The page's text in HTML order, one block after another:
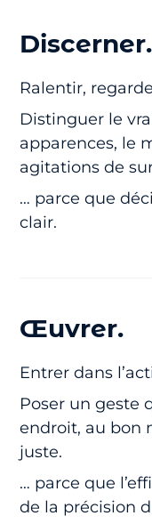
Discerner.
Ralentir,
Distinguer le
apparences, le
agitations de
… parce que
clair.
Œuvrer.
Entrer dans
Poser un geste
endroit, au bon
juste.
… parce que
de la précision